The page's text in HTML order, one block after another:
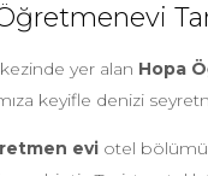
yer alan Hopa
keyifle denizi
evi otel bölümü